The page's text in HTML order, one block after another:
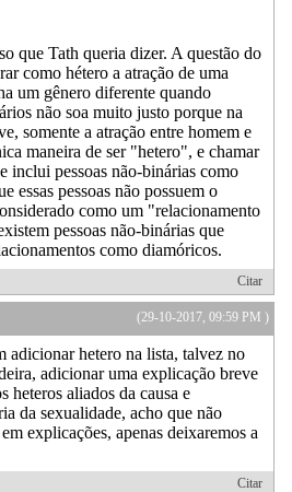
que Tath queria dizer. A questão do
como hétero a atração de uma
um gênero diferente quando
não soa muito justo porque na
somente a atração entre homem e
maneira de ser "hetero", e chamar
inclui pessoas não-binárias como
essas pessoas não possuem o
como um "relacionamento
pessoas não-binárias que
como diamóricos.
Citar
(29-10-2017, 09:59 PM )
adicionar hetero na lista, talvez no
adicionar uma explicação breve
heteros aliados da causa e
da sexualidade, acho que não
explicações, apenas deixaremos a
Citar